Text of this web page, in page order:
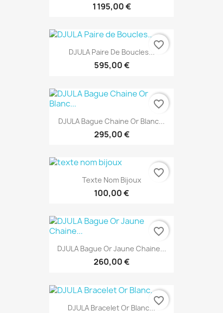
1 195,00 €
DJULA Paire De Boucles...
595,00 €
favorite_border
DJULA Bague Chaine Or Blanc...
295,00 €
favorite_border
Texte Nom Bijoux
100,00 €
favorite_border
DJULA Bague Or Jaune Chaine...
260,00 €
favorite_border
DJULA Bracelet Or Blanc...
favorite_border